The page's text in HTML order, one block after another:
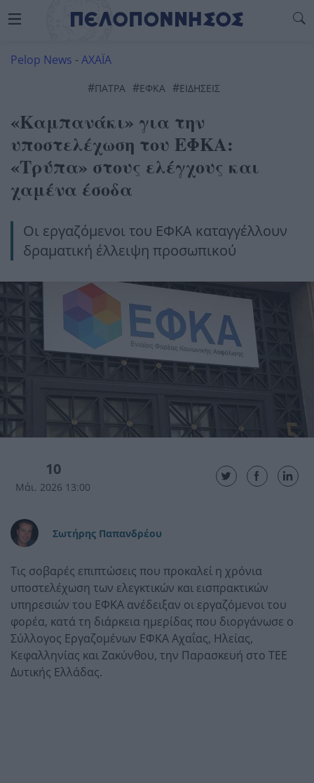
Pelop News -ΑΧΑΪΑ
#ΠΆΤΡΑ #ΕΦΚΑ #ΕΙΔΗΣΕΙΣ
«Καμπανάκι» για την
υποστελέχωση του ΕΦΚΑ:
«Τρύπα» στους ελέγχους και
χαμένα έσοδα
Οι εργαζόμενοι του ΕΦΚΑ καταγγέλλουν
δραματική έλλειψη προσωπικού
10
Μάι. 2026 13:00
Σωτήρης Παπανδρέου
Τις σοβαρές επιπτώσεις που προκαλεί η χρόνια
υποστελέχωση των ελεγκτικών και εισπρακτικών
υπηρεσιών του ΕΦΚΑ ανέδειξαν οι εργαζόμενοι του
φορέα, κατά τη διάρκεια ημερίδας που διοργάνωσε ο
Σύλλογος Εργαζομένων ΕΦΚΑ Αχαΐας, Ηλείας,
Κεφαλληνίας και Ζακύνθου, την Παρασκευή στο ΤΕΕ
Δυτικής Ελλάδας.